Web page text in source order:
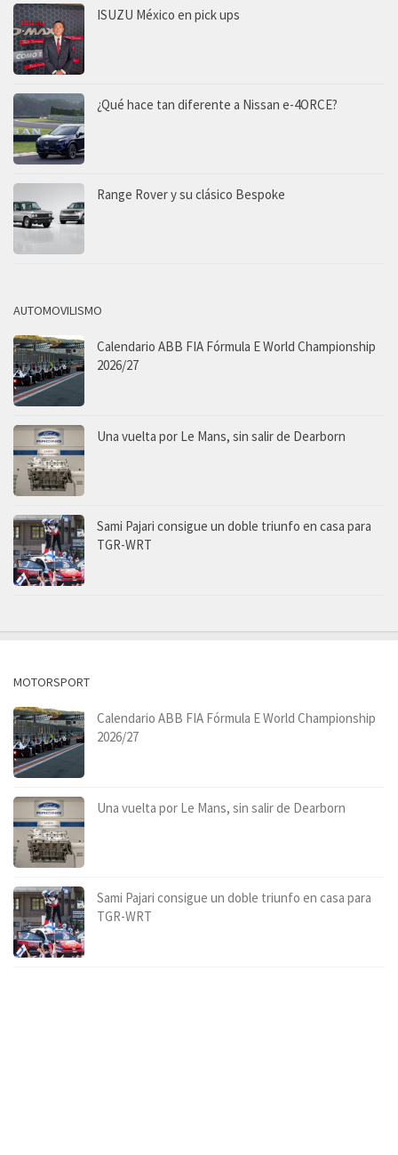
ISUZU México en pick ups
¿Qué hace tan diferente a Nissan e-4ORCE?
Range Rover y su clásico Bespoke
AUTOMOVILISMO
Calendario ABB FIA Fórmula E World Championship
2026/27
Una vuelta por Le Mans, sin salir de Dearborn
Sami Pajari consigue un doble triunfo en casa para
TGR-WRT
MOTORSPORT
Calendario ABB FIA Fórmula E World Championship
2026/27
Una vuelta por Le Mans, sin salir de Dearborn
Sami Pajari consigue un doble triunfo en casa para
TGR-WRT